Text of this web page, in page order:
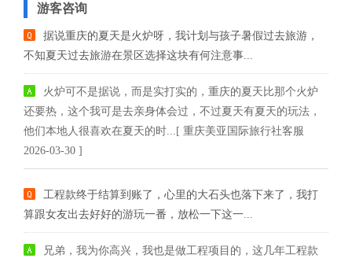
游客咨询
据说重庆的夏天是火炉呀，我计划与孩子暑假过去旅游，
不知夏天过去旅游在景区选择这块有何注意事...
火炉可不是据说，而是实打实的，重庆的夏天比那个火炉
还要热，这个我可是去亲身体会过，不过夏天有夏天的玩法，
他们本地人很喜欢在夏天的时...[ 重庆美亚国际旅行社客服
2026-03-30 ]
工程款终于结算到账了，心里的大石头也落下来了，我打
算跟女友出去好好的游玩一番，放松一下这一...
兄弟，我为你高兴，我也是做工程项目的，这几年工程款